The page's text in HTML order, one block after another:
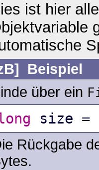
ist hier
Beispiel
über ein
size =
Rückgabe